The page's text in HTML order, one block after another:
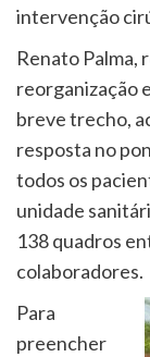
intervenção
Renato Palma,
reorganização
breve trecho,
resposta no
todos os
unidade
138 quadros
colaboradores.
Para
preencher